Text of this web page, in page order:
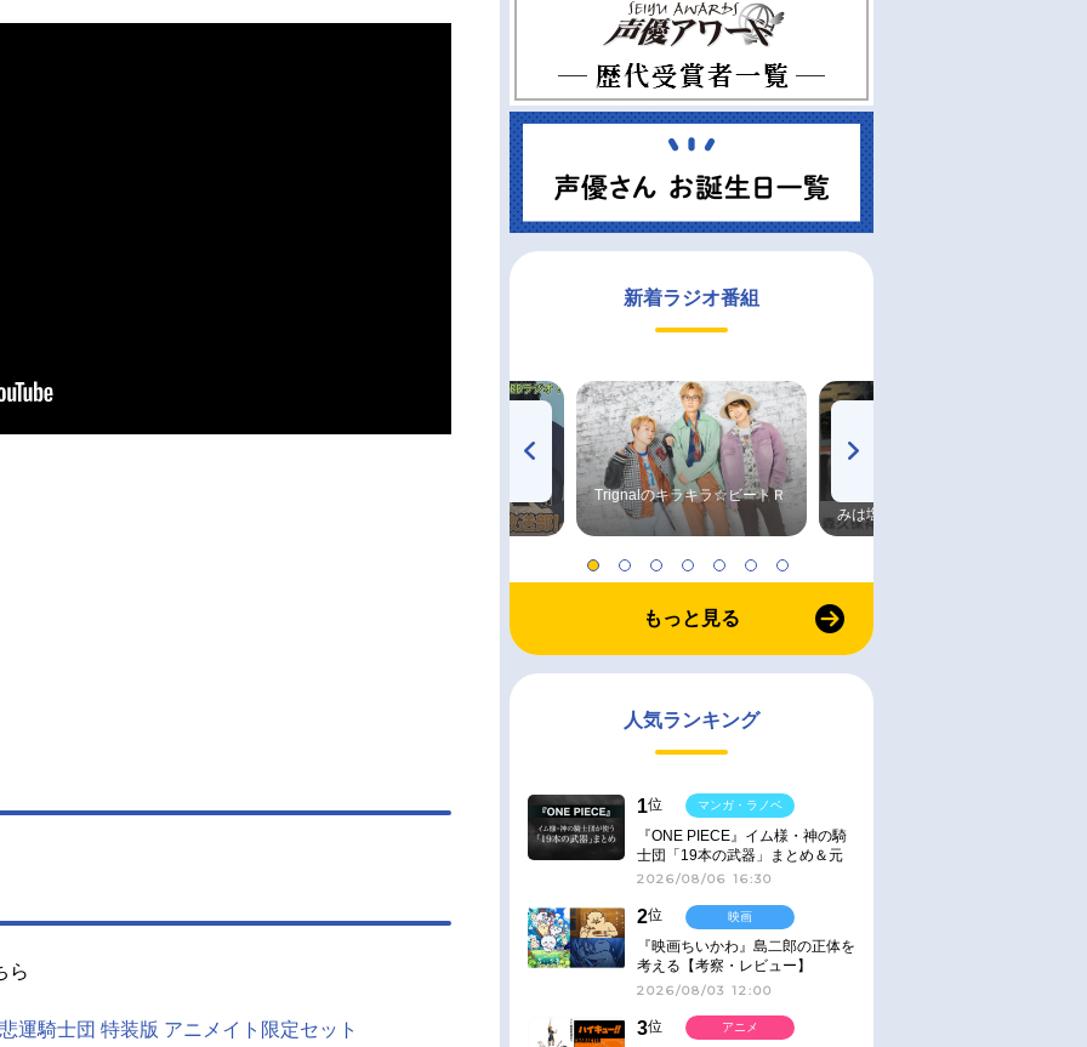
ら
運騎士団 特装版 アニメイト限定セット
新着ラジオ番組
Trignalのキラキラ☆ビートＲ
みは塩だけ
もっと見る
人気ランキング
1位
『ONE PIECE』イム様・神の騎
士団「19本の武器」まとめ＆元
ネタ
2026/08/06 16:30
マンガ・ラノベ
2位
『映画ちいかわ』島二郎の正体を
考える【考察・レビュー】
2026/08/03 12:00
映画
3位
アニメ